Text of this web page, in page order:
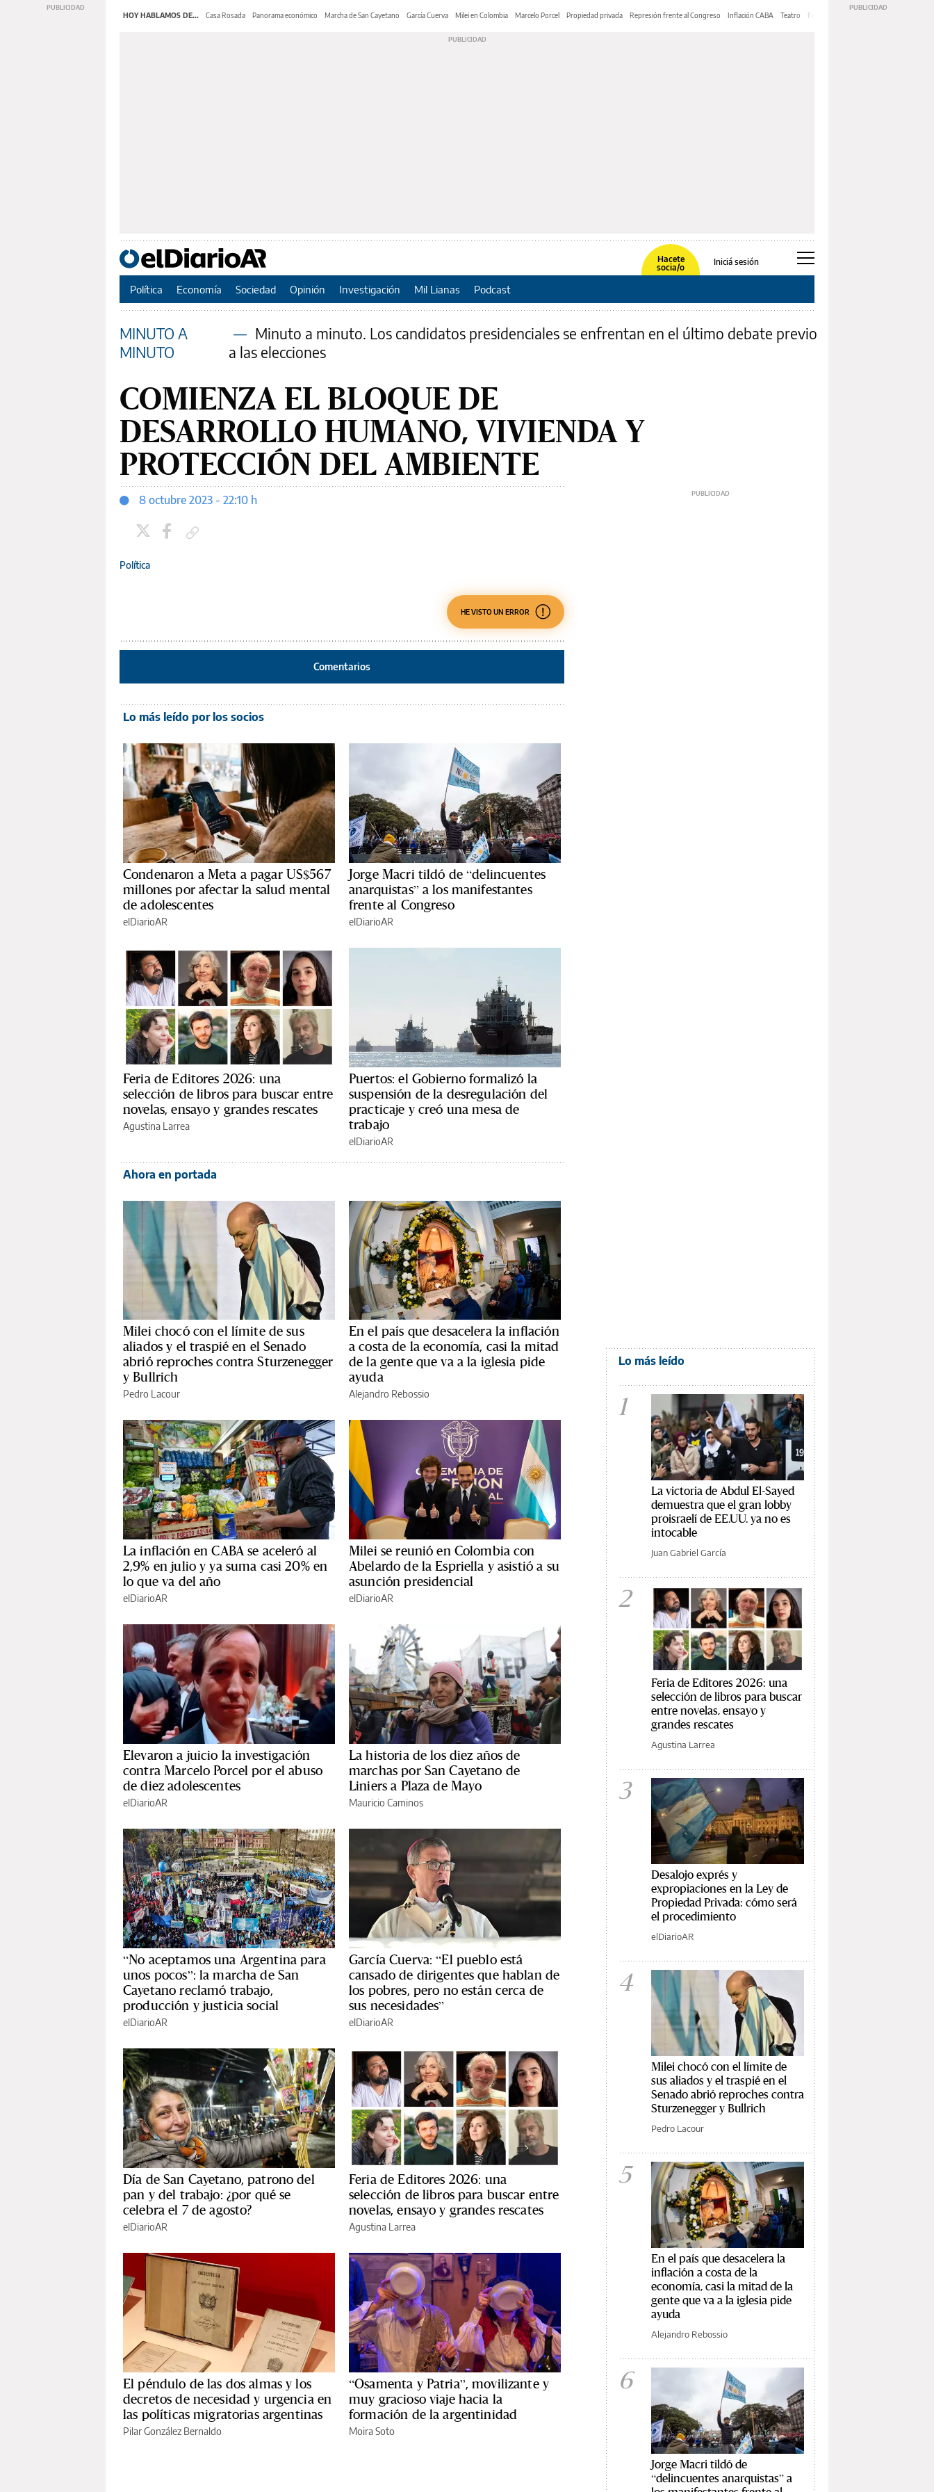
HOY HABLAMOS DE... Casa Rosada Panorama económico Marcha de San Cayetano García Cuerva Milei en Colombia Marcelo Porcel Propiedad privada Represión frente al Congreso Inflación CABA Teatro Feria de Editores
Hacete
socia/o
Iniciá sesión
Política Economía Sociedad Opinión Investigación Mil Lianas Podcast
MINUTO A
MINUTO
— Minuto a minuto. Los candidatos presidenciales se enfrentan en el último debate previo
a las elecciones
COMIENZA EL BLOQUE DE
DESARROLLO HUMANO, VIVIENDA Y
PROTECCIÓN DEL AMBIENTE
8 octubre 2023 - 22:10 h
Política
HE VISTO UN ERROR
Comentarios
Lo más leído por los socios
Condenaron a Meta a pagar US$567
millones por afectar la salud mental
de adolescentes
elDiarioAR
Jorge Macri tildó de “delincuentes
anarquistas” a los manifestantes
frente al Congreso
elDiarioAR
Feria de Editores 2026: una
selección de libros para buscar entre
novelas, ensayo y grandes rescates
Agustina Larrea
Puertos: el Gobierno formalizó la
suspensión de la desregulación del
practicaje y creó una mesa de
trabajo
elDiarioAR
Ahora en portada
Milei chocó con el límite de sus
aliados y el traspié en el Senado
abrió reproches contra Sturzenegger
y Bullrich
Pedro Lacour
En el país que desacelera la inflación
a costa de la economía, casi la mitad
de la gente que va a la iglesia pide
ayuda
Alejandro Rebossio
La inflación en CABA se aceleró al
2,9% en julio y ya suma casi 20% en
lo que va del año
elDiarioAR
Milei se reunió en Colombia con
Abelardo de la Espriella y asistió a su
asunción presidencial
elDiarioAR
Elevaron a juicio la investigación
contra Marcelo Porcel por el abuso
de diez adolescentes
elDiarioAR
La historia de los diez años de
marchas por San Cayetano de
Liniers a Plaza de Mayo
Mauricio Caminos
“No aceptamos una Argentina para
unos pocos”: la marcha de San
Cayetano reclamó trabajo,
producción y justicia social
elDiarioAR
García Cuerva: “El pueblo está
cansado de dirigentes que hablan de
los pobres, pero no están cerca de
sus necesidades”
elDiarioAR
Día de San Cayetano, patrono del
pan y del trabajo: ¿por qué se
celebra el 7 de agosto?
elDiarioAR
Feria de Editores 2026: una
selección de libros para buscar entre
novelas, ensayo y grandes rescates
Agustina Larrea
El péndulo de las dos almas y los
decretos de necesidad y urgencia en
las políticas migratorias argentinas
Pilar González Bernaldo
“Osamenta y Patria”, movilizante y
muy gracioso viaje hacia la
formación de la argentinidad
Moira Soto
Lo más leído
1
La victoria de Abdul El-Sayed
demuestra que el gran lobby
proisraelí de EE.UU. ya no es
intocable
Juan Gabriel García
2
Feria de Editores 2026: una
selección de libros para buscar
entre novelas, ensayo y
grandes rescates
Agustina Larrea
3
Desalojo exprés y
expropiaciones en la Ley de
Propiedad Privada: cómo será
el procedimiento
elDiarioAR
4
Milei chocó con el límite de
sus aliados y el traspié en el
Senado abrió reproches contra
Sturzenegger y Bullrich
Pedro Lacour
5
En el país que desacelera la
inflación a costa de la
economía, casi la mitad de la
gente que va a la iglesia pide
ayuda
Alejandro Rebossio
6
Jorge Macri tildó de
“delincuentes anarquistas” a